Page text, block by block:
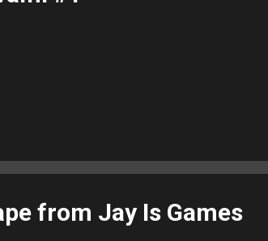
from Jay Is Games